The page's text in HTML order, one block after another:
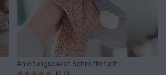
Anleitungspaket Schnuffeltuch